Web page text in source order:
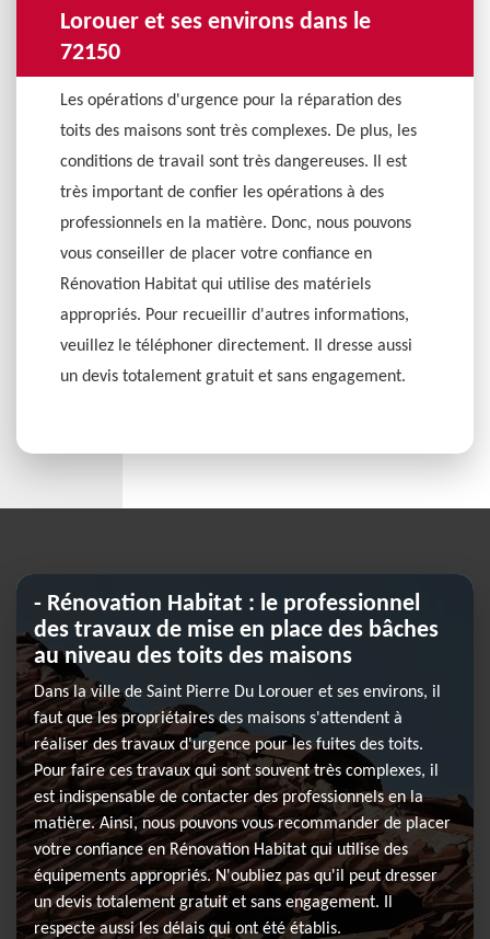
Lorouer et ses environs dans le
72150
Les opérations d'urgence pour la réparation des
toits des maisons sont très complexes. De plus, les
conditions de travail sont très dangereuses. Il est
très important de confier les opérations à des
professionnels en la matière. Donc, nous pouvons
vous conseiller de placer votre confiance en
Rénovation Habitat qui utilise des matériels
appropriés. Pour recueillir d'autres informations,
veuillez le téléphoner directement. Il dresse aussi
un devis totalement gratuit et sans engagement.
- Rénovation Habitat : le professionnel
des travaux de mise en place des bâches
au niveau des toits des maisons
Dans la ville de Saint Pierre Du Lorouer et ses environs, il
faut que les propriétaires des maisons s'attendent à
réaliser des travaux d'urgence pour les fuites des toits.
Pour faire ces travaux qui sont souvent très complexes, il
est indispensable de contacter des professionnels en la
matière. Ainsi, nous pouvons vous recommander de placer
votre confiance en Rénovation Habitat qui utilise des
équipements appropriés. N'oubliez pas qu'il peut dresser
un devis totalement gratuit et sans engagement. Il
respecte aussi les délais qui ont été établis.